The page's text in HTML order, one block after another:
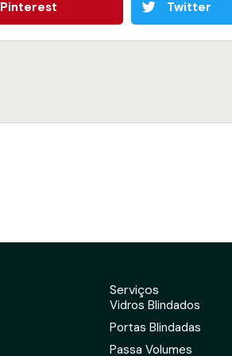
Pinterest Twitter
Serviços
Vidros Blindados
Portas Blindadas
Passa Volumes